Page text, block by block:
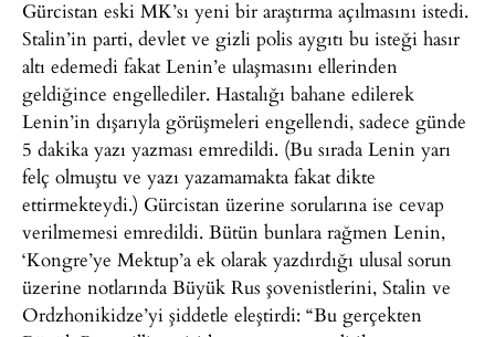
Gürcistan eski MK’sı yeni bir araştırma açılmasını istedi.
Stalin’in parti, devlet ve gizli polis aygıtı bu isteği hasır
altı edemedi fakat Lenin’e ulaşmasını ellerinden
geldiğince engellediler. Hastalığı bahane edilerek
Lenin’in dışarıyla görüşmeleri engellendi, sadece günde
5 dakika yazı yazması emredildi. (Bu sırada Lenin yarı
felç olmuştu ve yazı yazamamakta fakat dikte
ettirmekteydi.) Gürcistan üzerine sorularına ise cevap
verilmemesi emredildi. Bütün bunlara rağmen Lenin,
‘Kongre’ye Mektup’a ek olarak yazdırdığı ulusal sorun
üzerine notlarında Büyük Rus şovenistlerini, Stalin ve
Ordzhonikidze’yi şiddetle eleştirdi: “Bu gerçekten